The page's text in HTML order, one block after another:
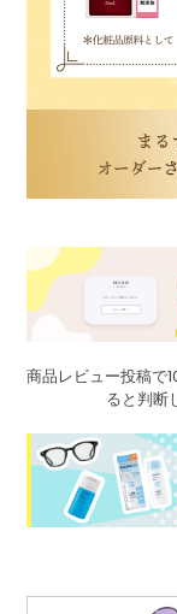
商品レビュー投稿で
ると判断